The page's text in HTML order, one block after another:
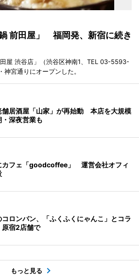
前田屋」 福岡発、新宿に続き
屋 渋谷店」（渋谷区神南1、TEL 03-5593-
宮通りにオープンした。
舗居酒屋「山家」が再始動 本店を大規模
深夜営業も
カフェ「goodcoffee」 運営会社オフィ
コロンバン、「ふくふくにゃんこ」とコラ
宿2店舗で
もっと見る